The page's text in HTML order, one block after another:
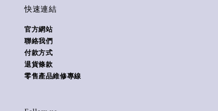
快速連結
官方網站
聯絡我們
付款方式
退貨條款
零售產品維修專線